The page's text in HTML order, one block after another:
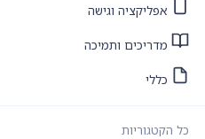
אפליקציה וגישה
מדריכים ותמיכה
כללי
כל הקטגוריות